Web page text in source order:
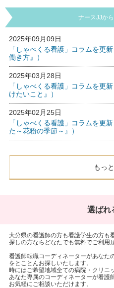
ナースJJか
2025年09月09日
「しゃべくる看護」コラムを更
働き方』）
2025年03月28日
「しゃべくる看護」コラムを更
けたいこと』）
2025年02月25日
「しゃべくる看護」コラムを更
た～花粉の季節～』）
もっ
選ばれ
大分県の看護師の方も看護学生の方も
探しの方ならどなたでも無料でご利用
看護師転職コーディネーターがあなた
をとことんお探しいたします。
時にはご希望地域全ての病院・クリニ
あなた専属のコーディネーターが看護
お気軽にご相談いただけます。